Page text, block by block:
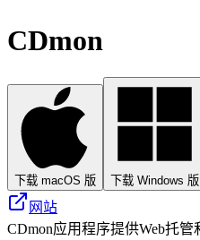
CDmon
下载 macOS 版 下载 Windows 版
网站
CDmon应用程序提供Web托